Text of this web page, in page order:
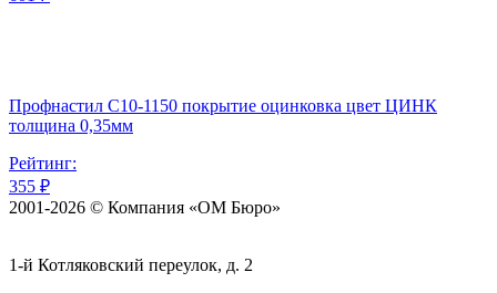
Профнастил С10-1150 покрытие оцинковка цвет ЦИНК
толщина 0,35мм
Рейтинг:
355 ₽
2001-2026 © Компания «ОМ Бюро»
1-й Котляковский переулок, д. 2